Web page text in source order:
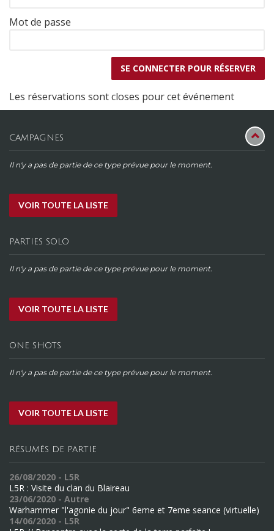
Mot de passe
Les réservations sont closes pour cet événement
CAMPAGNES
Il n'y a pas de partie de ce type prévue pour le moment.
VOIR TOUTE LA LISTE
PARTIES SOLO
Il n'y a pas de partie de ce type prévue pour le moment.
VOIR TOUTE LA LISTE
ONE SHOTS
Il n'y a pas de partie de ce type prévue pour le moment.
VOIR TOUTE LA LISTE
RÉSUMÉS DE PARTIE
26/08/2020 - L5R
L5R : Visite du clan du Blaireau
23/06/2020 - Autre
Warhammer "l'agonie du jour" 6eme et 7eme seance (virtuelle)
14/06/2020 - L5R